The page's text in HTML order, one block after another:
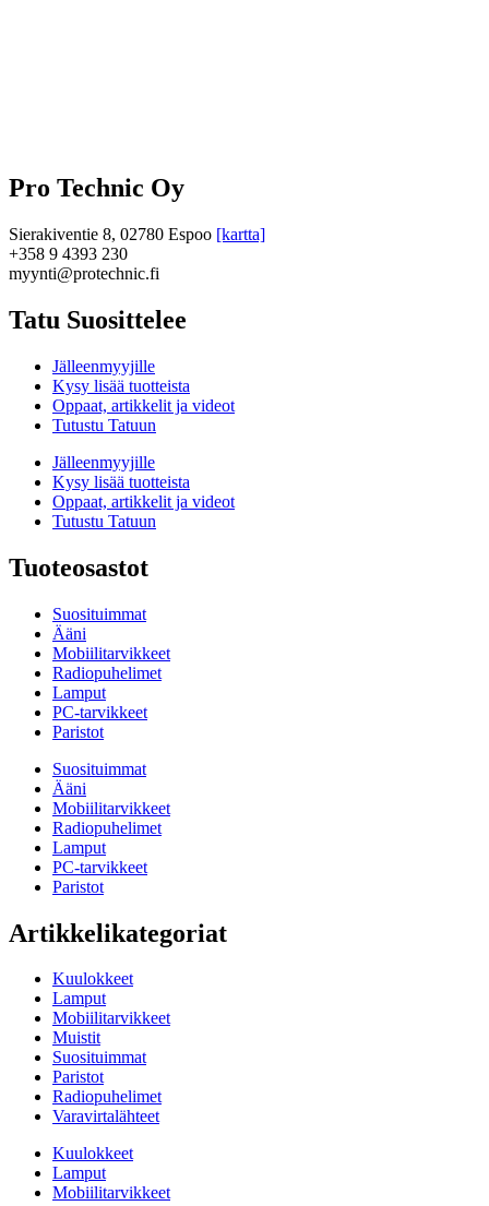
Pro Technic Oy
Sierakiventie 8, 02780 Espoo [kartta]
+358 9 4393 230
myynti@protechnic.fi
Tatu Suosittelee
Jälleenmyyjille
Kysy lisää tuotteista
Oppaat, artikkelit ja videot
Tutustu Tatuun
Jälleenmyyjille
Kysy lisää tuotteista
Oppaat, artikkelit ja videot
Tutustu Tatuun
Tuoteosastot
Suosituimmat
Ääni
Mobiilitarvikkeet
Radiopuhelimet
Lamput
PC-tarvikkeet
Paristot
Suosituimmat
Ääni
Mobiilitarvikkeet
Radiopuhelimet
Lamput
PC-tarvikkeet
Paristot
Artikkelikategoriat
Kuulokkeet
Lamput
Mobiilitarvikkeet
Muistit
Suosituimmat
Paristot
Radiopuhelimet
Varavirtalähteet
Kuulokkeet
Lamput
Mobiilitarvikkeet